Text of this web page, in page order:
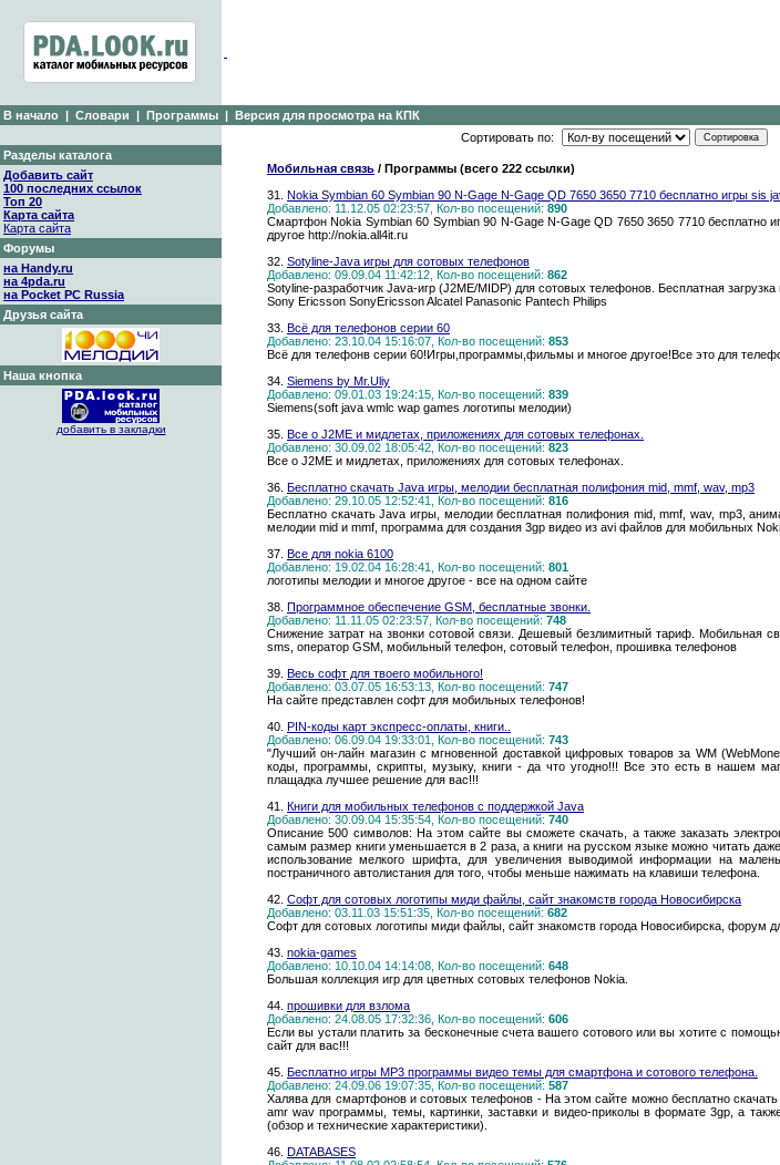
В начало | Словари | Программы | Версия для просмотра на КПК
Разделы каталога
Добавить сайт
100 последних ссылок
Топ 20
Карта сайта
Карта сайта
Форумы
на Handy.ru
на 4pda.ru
на Pocket PC Russia
Друзья сайта
Наша кнопка
добавить в закладки
Сортировать по:
Мобильная связь / Программы (всего 222 ссылки)
31. Nokia Symbian 60 Symbian 90 N-Gage N-Gage QD 7650 3650 7710 бесплатно игры sis
Добавлено: 11.12.05 02:23:57, Кол-во посещений: 890
Смартфон Nokia Symbian 60 Symbian 90 N-Gage N-Gage QD 7650 3650 7710 бесплатно
другое http://nokia.all4it.ru
32. Sotyline-Java игры для сотовых телефонов
Добавлено: 09.09.04 11:42:12, Кол-во посещений: 862
Sotyline-разработчик Java-игр (J2ME/MIDP) для сотовых телефонов. Бесплатная
Sony Ericsson SonyEricsson Alcatel Panasonic Pantech Philips
33. Всё для телефонов серии 60
Добавлено: 23.10.04 15:16:07, Кол-во посещений: 853
Всё для телефонв серии 60!Игры,программы,фильмы и многое другое!Все это для
34. Siemens by Mr.Uliy
Добавлено: 09.01.03 19:24:15, Кол-во посещений: 839
Siemens(soft java wmlc wap games логотипы мелодии)
35. Все о J2ME и мидлетах, приложениях для сотовых телефонах.
Добавлено: 30.09.02 18:05:42, Кол-во посещений: 823
Все о J2ME и мидлетах, приложениях для сотовых телефонах.
36. Бесплатно скачать Java игры, мелодии бесплатная полифония mid, mmf, wav, mp3
Добавлено: 29.10.05 12:52:41, Кол-во посещений: 816
Бесплатно скачать Java игры, мелодии бесплатная полифония mid, mmf, wav, mp3,
мелодии mid и mmf, программа для создания 3gp видео из avi файлов для мобильных
37. Все для nokia 6100
Добавлено: 19.02.04 16:28:41, Кол-во посещений: 801
логотипы мелодии и многое другое - все на одном сайте
38. Программное обеспечение GSM, бесплатные звонки.
Добавлено: 11.11.05 02:23:57, Кол-во посещений: 748
Снижение затрат на звонки сотовой связи. Дешевый безлимитный тариф. Мобильная
sms, оператор GSM, мобильный телефон, сотовый телефон, прошивка телефонов
39. Весь софт для твоего мобильного!
Добавлено: 03.07.05 16:53:13, Кол-во посещений: 747
На сайте представлен софт для мобильных телефонов!
40. PIN-коды карт экспресс-оплаты, книги..
Добавлено: 06.09.04 19:33:01, Кол-во посещений: 743
"Лучший он-лайн магазин с мгновенной доставкой цифровых товаров за WM
коды, программы, скрипты, музыку, книги - да что угодно!!! Все это есть в нашем
плащадка лучшее решение для вас!!!
41. Книги для мобильных телефонов с поддержкой Java
Добавлено: 30.09.04 15:35:54, Кол-во посещений: 740
Описание 500 символов: На этом сайте вы сможете скачать, а также заказать
самым размер книги уменьшается в 2 раза, а книги на русском языке можно читать
использование мелкого шрифта, для увеличения выводимой информации на
постраничного автолистания для того, чтобы меньше нажимать на клавиши телефона.
42. Софт для сотовых логотипы миди файлы, сайт знакомств города Новосибирска
Добавлено: 03.11.03 15:51:35, Кол-во посещений: 682
Софт для сотовых логотипы миди файлы, сайт знакомств города Новосибирска, форум
43. nokia-games
Добавлено: 10.10.04 14:14:08, Кол-во посещений: 648
Большая коллекция игр для цветных сотовых телефонов Nokia.
44. прошивки для взлома
Добавлено: 24.08.05 17:32:36, Кол-во посещений: 606
Если вы устали платить за бесконечные счета вашего сотового или вы хотите с
сайт для вас!!!
45. Бесплатно игры MP3 программы видео темы для смартфона и сотового телефона.
Добавлено: 24.09.06 19:07:35, Кол-во посещений: 587
Халява для смартфонов и сотовых телефонов - На этом сайте можно бесплатно
amr wav программы, темы, картинки, заставки и видео-приколы в формате 3gp, а
(обзор и технические характеристики).
46. DATABASES